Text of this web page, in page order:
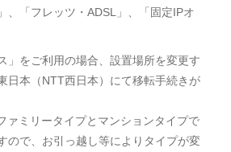
、「フレッツ・ADSL」、「固定IPオ
」をご利用の場合、設置場所を変更す
日本（NTT西日本）にて移転手続きが
ァミリータイプとマンションタイプで
ので、お引っ越し等によりタイプが変